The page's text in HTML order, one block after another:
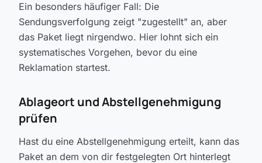
Ein besonders häufiger Fall: Die
Sendungsverfolgung zeigt "zugestellt" an, aber
das Paket liegt nirgendwo. Hier lohnt sich ein
systematisches Vorgehen, bevor du eine
Reklamation startest.
Ablageort und Abstellgenehmigung
prüfen
Hast du eine Abstellgenehmigung erteilt, kann das
Paket an dem von dir festgelegten Ort hinterlegt